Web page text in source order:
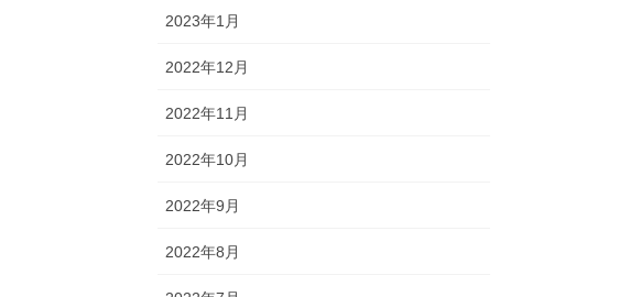
2023年1月
2022年12月
2022年11月
2022年10月
2022年9月
2022年8月